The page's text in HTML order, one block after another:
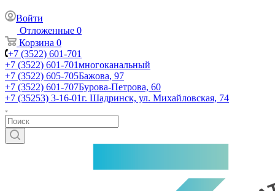
Войти
Отложенные 0
Корзина 0
+7 (3522) 601-701
+7 (3522) 601-701многоканальный
+7 (3522) 605-705Бажова, 97
+7 (3522) 601-707Бурова-Петрова, 60
+7 (35253) 3-16-01г. Шадринск, ул. Михайловская, 74